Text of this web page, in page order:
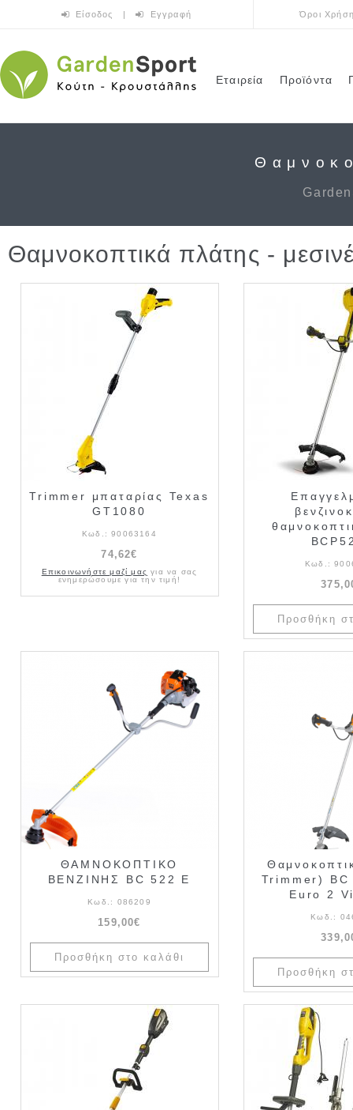
Είσοδος | Εγγραφή Όροι
Εταιρεία Προϊόντα
Θαμνοκοπτικά πλάτης -
Trimmer μπαταρίας Texas
GT1080
Κωδ.: 90063164
74,62€
Επικοινωνήστε μαζί μας για να σας
ενημερώσουμε για την τιμή!
Κωδ.:
ΘΑΜΝΟΚΟΠΤΙΚΟ
ΒΕΝΖΙΝΗΣ BC 522 E
Κωδ.: 086209
159,00€
Trimmer) BC
Euro 2
Κωδ.: